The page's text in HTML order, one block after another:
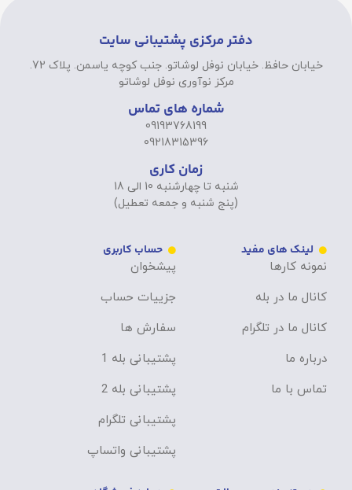
دفتر مرکزی پشتیبانی سایت
خیابان حافظ. خیابان نوفل لوشاتو. جنب کوچه یاسمن. پلاک 72.
مرکز نوآوری نوفل لوشاتو
شماره های تماس
09193768199
09218315396
زمان کاری
شنبه تا چهارشنبه 10 الی 18
(پنج شنبه و جمعه تعطیل)
لینک های مفید
نمونه کارها
کانال ما در بله
کانال ما در تلگرام
درباره ما
تماس با ما
حساب کاربری
پیشخوان
جزییات حساب
سفارش ها
پشتیبانی بله 1
پشتیبانی بله 2
پشتیبانی تلگرام
پشتیبانی واتساپ